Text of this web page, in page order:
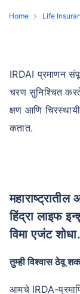
Home Life
IRDAI प्रमाणन
चरण सुनिश्चित करते.
क्षण आणि
कतात.
महाराष्ट्रातील आमच्या IRDAI प्रमाणित तज्ञ कोटक म
हिंद्रा लाइफ
विमा एजंट शोधा.
तुम्ही विश्वास ठेवू
आमचे IRDA-